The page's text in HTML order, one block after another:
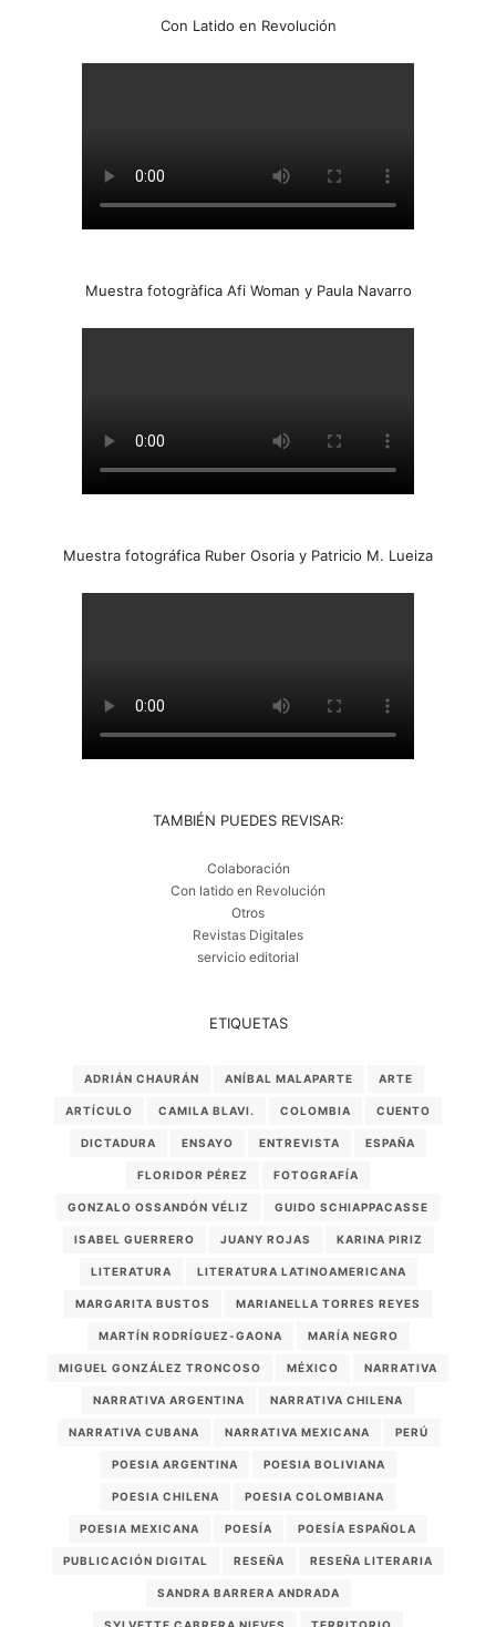
Con Latido en Revolución
Muestra fotogràfica Afi Woman y Paula Navarro
Muestra fotográfica Ruber Osoria y Patricio M. Lueiza
TAMBIÉN PUEDES REVISAR:
Colaboración
Con latido en Revolución
Otros
Revistas Digitales
servicio editorial
ETIQUETAS
ADRIÁN CHAURÁN ANÍBAL MALAPARTE ARTE
ARTÍCULO CAMILA BLAVI. COLOMBIA CUENTO
DICTADURA ENSAYO ENTREVISTA ESPAÑA
FLORIDOR PÉREZ FOTOGRAFÍA
GONZALO OSSANDÓN VÉLIZ GUIDO SCHIAPPACASSE
ISABEL GUERRERO JUANY ROJAS KARINA PIRIZ
LITERATURA LITERATURA LATINOAMERICANA
MARGARITA BUSTOS MARIANELLA TORRES REYES
MARTÍN RODRÍGUEZ-GAONA MARÍA NEGRO
MIGUEL GONZÁLEZ TRONCOSO MÉXICO NARRATIVA
NARRATIVA ARGENTINA NARRATIVA CHILENA
NARRATIVA CUBANA NARRATIVA MEXICANA PERÚ
POESIA ARGENTINA POESIA BOLIVIANA
POESIA CHILENA POESIA COLOMBIANA
POESIA MEXICANA POESÍA POESÍA ESPAÑOLA
PUBLICACIÓN DIGITAL RESEÑA RESEÑA LITERARIA
SANDRA BARRERA ANDRADA